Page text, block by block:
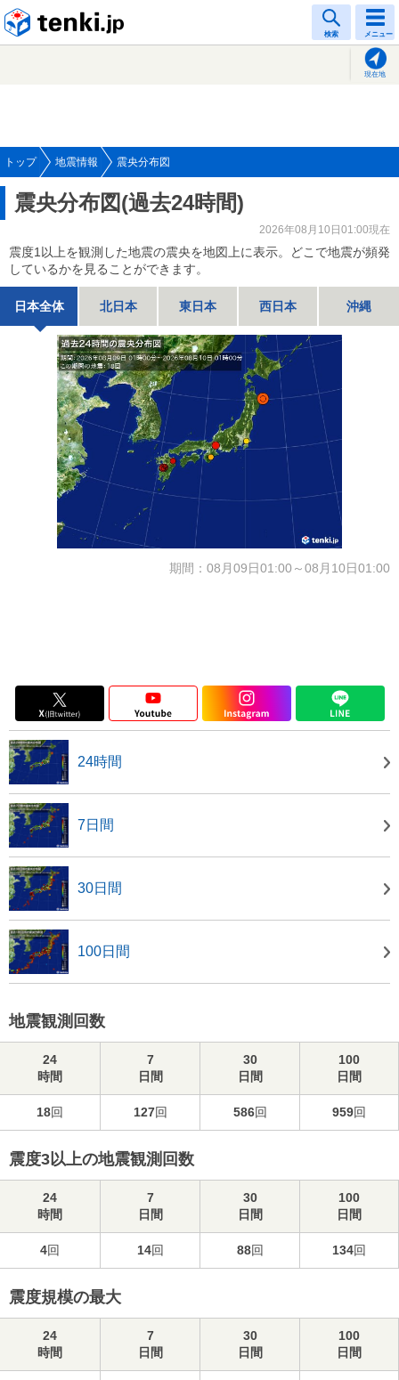
検索 メニュー
現在地
トップ 地震情報 震央分布図
震央分布図(過去24時間)
2026年08月10日01:00現在
震度1以上を観測した地震の震央を地図上に表示。どこで地震が頻発
しているかを見ることができます。
日本全体 北日本 東日本 西日本 沖縄
期間：08月09日01:00～08月10日01:00
24時間
7日間
30日間
100日間
地震観測回数
24
時間
7
日間
30
日間
100
日間
18回 127回 586回 959回
震度3以上の地震観測回数
24
時間
7
日間
30
日間
100
日間
4回 14回 88回 134回
震度規模の最大
24
時間
7
日間
30
日間
100
日間